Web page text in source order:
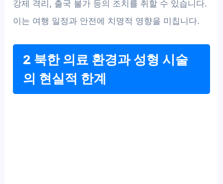
강제 격리, 출국 불가 등의 조치를 취할 수 있습니다.
이는 여행 일정과 안전에 치명적 영향을 미칩니다.
2 북한 의료 환경과 성형 시술
의 현실적 한계